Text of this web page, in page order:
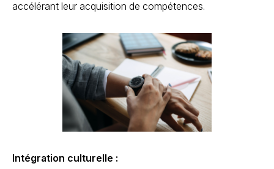
accélérant leur acquisition de compétences.
Intégration culturelle :